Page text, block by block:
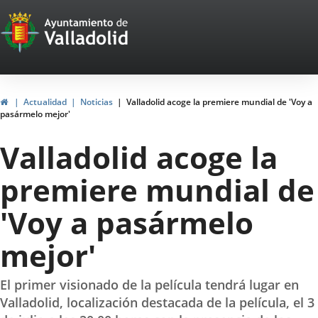
Portal
Web
del
Ayuntamiento
de
Valladolid
InicioActualidad Noticias
Valladolid acoge la premiere mundial de 'Voy a
pasármelo mejor'
Valladolid acoge la
premiere mundial de
'Voy a pasármelo
mejor'
El primer visionado de la película tendrá lugar en
Valladolid, localización destacada de la película, el 3